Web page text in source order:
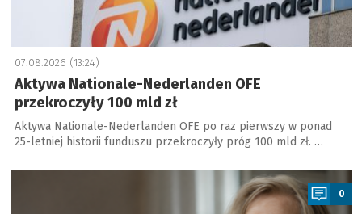
07.08.2026 (13:24)
Aktywa Nationale-Nederlanden OFE
przekroczyły 100 mld zł
Aktywa Nationale-Nederlanden OFE po raz pierwszy w ponad
25-letniej historii funduszu przekroczyły próg 100 mld zł. …
a
0